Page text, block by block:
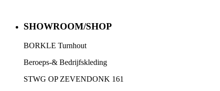
SHOWROOM/SHOP
BORKLE Turnhout
Beroeps-& Bedrijfskleding
STWG OP ZEVENDONK 161